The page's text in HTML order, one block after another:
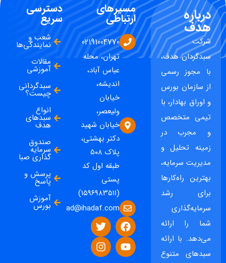
درباره
هدف
شرکت
سبدگردان هدف،
با مجوز رسمی
از سازمان بورس
و اوراق بهادار، با
تیمی متخصص
و مجرب در
زمینه تحلیل و
مدیریت سرمایه،
بهترین راه‌کارها
برای رشد
سرمایه‌گذاری
شما را ارائه
می‌دهد. با ارائه
سبدهای متنوع
مسیرهای
ارتباطی
02191004770
تهران، محله
عباس آباد،
اندیشه،
خیابان
ولیعصر،
خیابان شهید
دکتر بهشتی،
پلاک ۵۰۸
طبقه اول کد
پستی
(۱۵۹۶۹۸۳۵۱۱)
ad@ihadaf.com
دسترسی
سریع
شعب و
نمایندگی‌ها
مقالات
آموزشی
سبدگردانی
چیست؟
انواع
سبدهای
هدف
صندوق
سرمایه
گذاری صبا
پرسش و
پاسخ
آموزش
بورس